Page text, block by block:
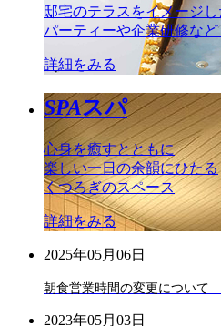
邸宅のテラスをイメージ
パーティーや企業研修など
詳細をみる
SPAスパ
心身を癒すとともに
楽しい一日の余韻にひたる
くつろぎのスペース
詳細をみる
2025年05月06日
朝食営業時間の変更について
2023年05月03日